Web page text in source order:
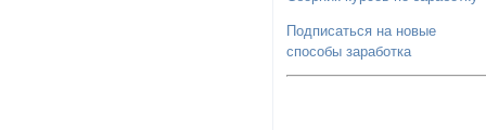
Подписаться на новые
способы заработка